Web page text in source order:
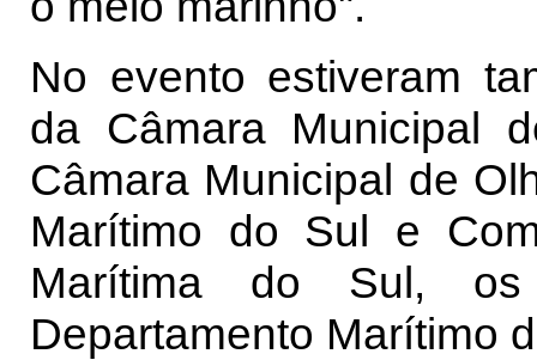
No evento estiveram
da Câmara Municipal
Câmara Municipal de
Marítimo do Sul e
Marítima do Sul,
Departamento Marítimo